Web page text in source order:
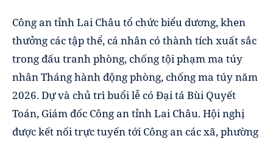
Công an tỉnh Lai Châu tổ chức biểu dương, khen
thưởng các tập thể, cá nhân có thành tích xuất sắc
trong đấu tranh phòng, chống tội phạm ma túy
nhân Tháng hành động phòng, chống ma túy năm
2026. Dự và chủ trì buổi lễ có Đại tá Bùi Quyết
Toán, Giám đốc Công an tỉnh Lai Châu. Hội nghị
được kết nối trực tuyến tới Công an các xã, phường